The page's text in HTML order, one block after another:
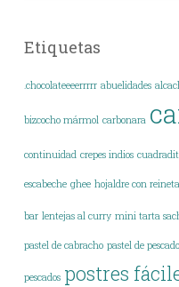
Etiquetas
.chocolateeeerrrrr abuelidades
bizcocho mármol carbonara
continuidad crepes indios
escabeche ghee hojaldre con
bar lentejas al curry mini tarta
pastel de cabracho pastel de pescado
pescados postres